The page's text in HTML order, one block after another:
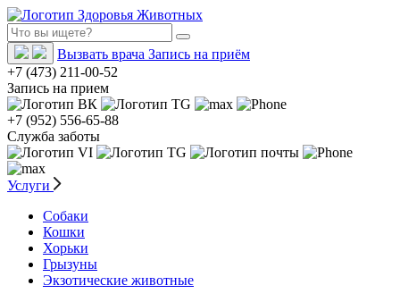
Вызвать врача Запись на приём
+7 (473) 211-00-52
Запись на прием
+7 (952) 556-65-88
Служба заботы
Услуги
Собаки
Кошки
Хорьки
Грызуны
Экзотические животные